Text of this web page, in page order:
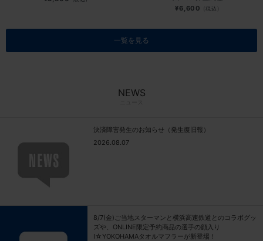
¥6,600 (税込)
一覧を見る
NEWS
決済障害発生のお知らせ（発生復旧報）
2026.08.07
8/7(金)ご当地スターマンと横浜高速鉄道とのコラボグッ
ズや、ONLINE限定予約商品の選手の顔入り
I☆YOKOHAMAタオルマフラーが新登場！